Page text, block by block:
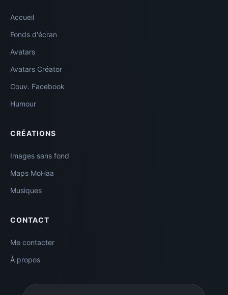
Accueil
Fonds d'écran
Avatars
Avatars Créator
Couv. Facebook
Humour
CRÉATIONS
Images sans fond
Maps MoHaa
Musiques
CONTACT
Me contacter
À propos